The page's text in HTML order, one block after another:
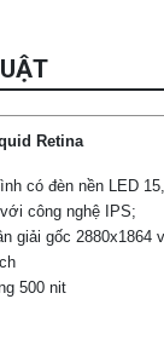
Retina
có đèn nền LED
công nghệ IPS;
giải gốc 2880x1864
500 nit